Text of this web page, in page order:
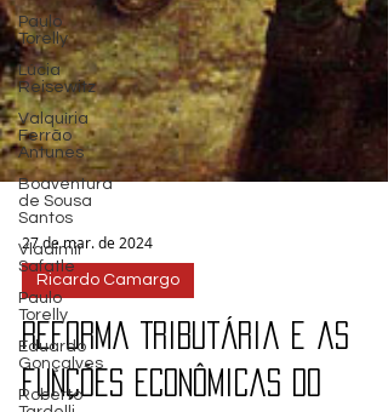
Paulo
Torelly
Lúcia
Reisewitz
Valquíria
Ferrão
Antunes
Boaventura
de Sousa
Santos
Vladimir
Safatle
Paulo
Torelly
Eduardo
Gonçalves
Roberto
27 de mar. de 2024
Ricardo Camargo
Reforma Tributária e as